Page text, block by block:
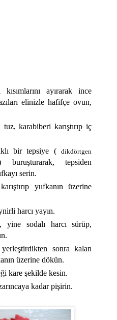
kısımlarını ayırarak ince
elinizle hafifçe ovun,
karabiberi karıştırıp iç
bir tepsiye (dikdörtgen
buruşturarak, tepsiden
serin.
yufkanın üzerine
harcı yayın.
yine sodalı harcı sürüp,
sonra kalan
üzerine dökün.
kare şekilde kesin.
kadar pişirin.